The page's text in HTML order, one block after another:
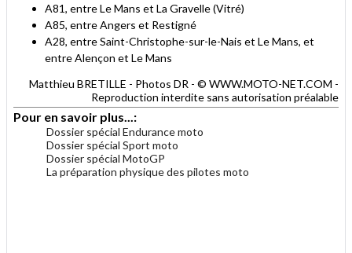
A81, entre Le Mans et La Gravelle (Vitré)
A85, entre Angers et Restigné
A28, entre Saint-Christophe-sur-le-Nais et Le Mans, et
entre Alençon et Le Mans
Matthieu BRETILLE - Photos DR - © WWW.MOTO-NET.COM -
Reproduction interdite sans autorisation préalable
Pour en savoir plus...:
Dossier spécial Endurance moto
Dossier spécial Sport moto
Dossier spécial MotoGP
La préparation physique des pilotes moto